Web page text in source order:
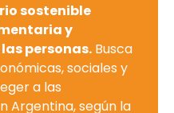
sostenible
y
personas. Busca
sociales y
a las
Argentina, según la